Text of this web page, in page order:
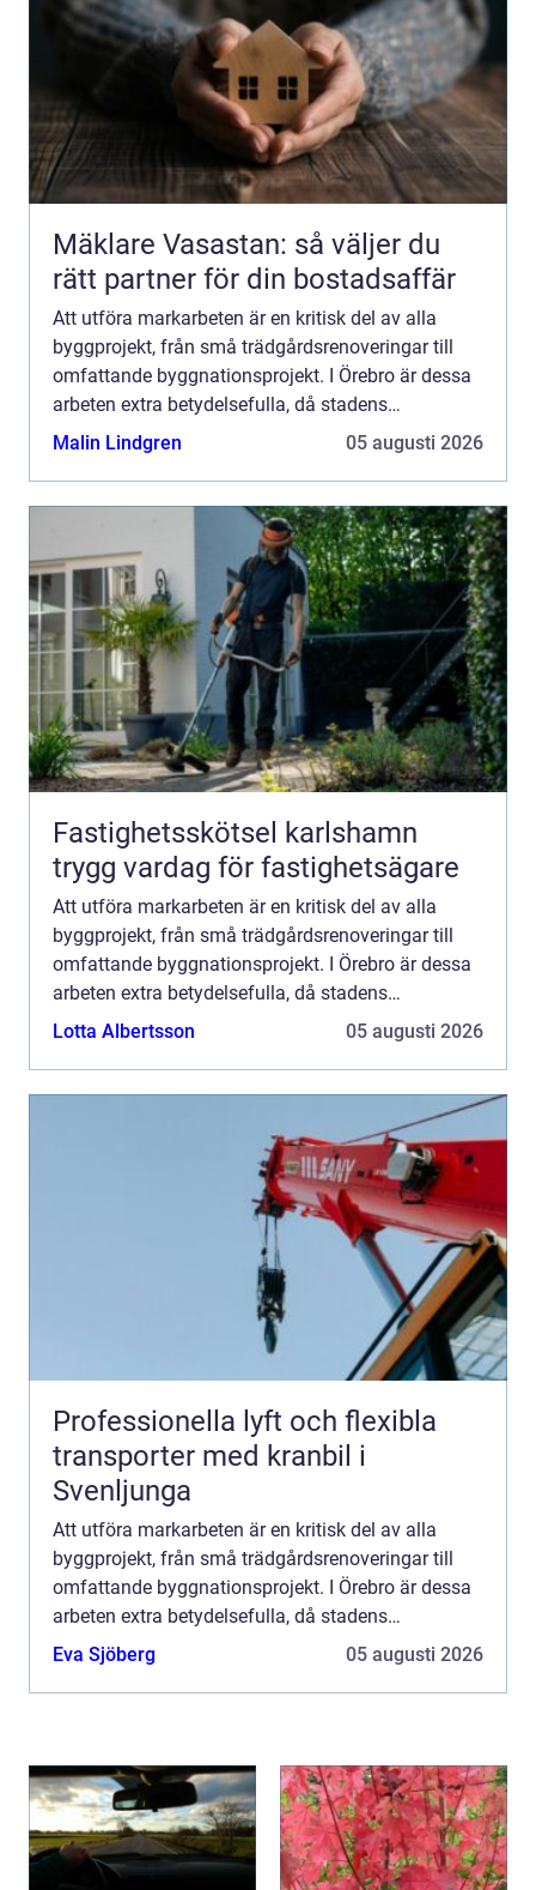
Mäklare Vasastan: så väljer du
rätt partner för din bostadsaffär
Att utföra markarbeten är en kritisk del av alla
byggprojekt, från små trädgårdsrenoveringar till
omfattande byggnationsprojekt. I Örebro är dessa
arbeten extra betydelsefulla, då stadens
markförh...
Malin Lindgren 05 augusti 2026
Fastighetsskötsel karlshamn
trygg vardag för fastighetsägare
Att utföra markarbeten är en kritisk del av alla
byggprojekt, från små trädgårdsrenoveringar till
omfattande byggnationsprojekt. I Örebro är dessa
arbeten extra betydelsefulla, då stadens
markförh...
Lotta Albertsson 05 augusti 2026
Professionella lyft och flexibla
transporter med kranbil i
Svenljunga
Att utföra markarbeten är en kritisk del av alla
byggprojekt, från små trädgårdsrenoveringar till
omfattande byggnationsprojekt. I Örebro är dessa
arbeten extra betydelsefulla, då stadens
markförh...
Eva Sjöberg 05 augusti 2026